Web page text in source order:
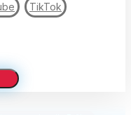
TikTok